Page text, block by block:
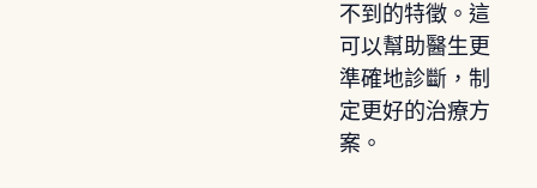
不到的特徵。這
可以幫助醫生更
準確地診斷，制
定更好的治療方
案。